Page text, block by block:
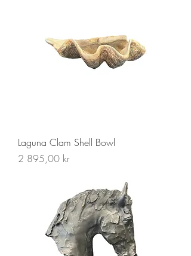
Laguna Clam Shell Bowl
Pris
2 895,00 kr